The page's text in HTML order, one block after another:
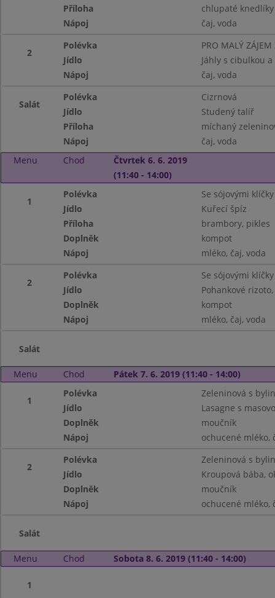
Příloha
chlupaté knedlíky
Nápoj
čaj, voda
2
Polévka
PRO MALÝ
Jídlo
Jáhly s cibulkou
Nápoj
čaj, voda
Salát
Polévka
Cizrnová
Jídlo
Studený talíř
Příloha
míchaný
Nápoj
čaj, voda
Menu
Chod
Čtvrtek 6. 6. 2019
(11:40 - 14:00)
1
Polévka
Se sójovými klíčky
Jídlo
Kuřecí špíz
Příloha
brambory, pikles
Doplněk
kompot
Nápoj
mléko, čaj, voda
2
Polévka
Se sójovými klíčky
Jídlo
Pohankové
Doplněk
kompot
Nápoj
mléko, čaj, voda
Salát
Menu Chod Pátek 7. 6. 2019 (11:40 - 14:00)
1
Polévka
Zeleninová s
Jídlo
Lasagne s
Doplněk
moučník
Nápoj
ochucené mléko,
2
Polévka
Zeleninová s
Jídlo
Kroupová bába,
Doplněk
moučník
Nápoj
ochucené mléko,
Salát
Menu Chod Sobota 8. 6. 2019 (11:40 - 14:00)
1